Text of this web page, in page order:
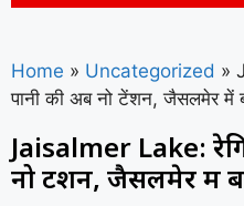
Home » Uncategorized »
पानी की अब नो टेंशन, जैसलमेर में
Jaisalmer Lake:
नो टेंशन, जैसलमेर में